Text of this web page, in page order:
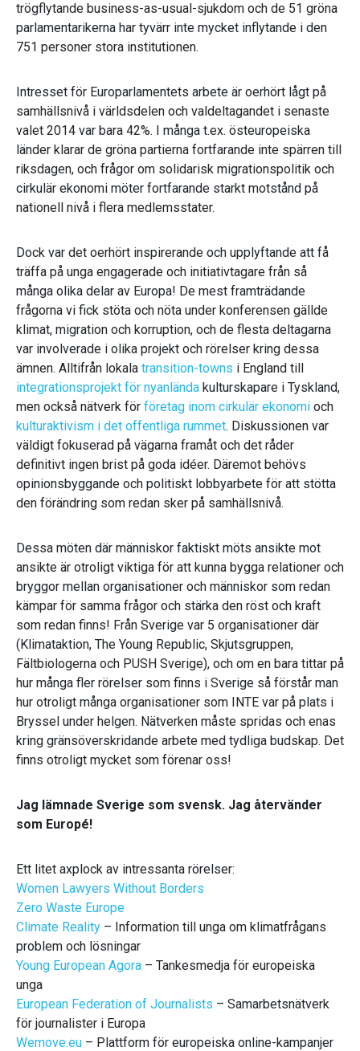
trögflytande business-as-usual-sjukdom och de 51 gröna
parlamentarikerna har tyvärr inte mycket inflytande i den
751 personer stora institutionen.
Intresset för Europarlamentets arbete är oerhört lågt på
samhällsnivå i världsdelen och valdeltagandet i senaste
valet 2014 var bara 42%. I många t.ex. östeuropeiska
länder klarar de gröna partierna fortfarande inte spärren till
riksdagen, och frågor om solidarisk migrationspolitik och
cirkulär ekonomi möter fortfarande starkt motstånd på
nationell nivå i flera medlemsstater.
Dock var det oerhört inspirerande och upplyftande att få
träffa på unga engagerade och initiativtagare från så
många olika delar av Europa! De mest framträdande
frågorna vi fick stöta och nöta under konferensen gällde
klimat, migration och korruption, och de flesta deltagarna
var involverade i olika projekt och rörelser kring dessa
ämnen. Alltifrån lokala transition-towns i England till
integrationsprojekt för nyanlända kulturskapare i Tyskland,
men också nätverk för företag inom cirkulär ekonomi och
kulturaktivism i det offentliga rummet. Diskussionen var
väldigt fokuserad på vägarna framåt och det råder
definitivt ingen brist på goda idéer. Däremot behövs
opinionsbyggande och politiskt lobbyarbete för att stötta
den förändring som redan sker på samhällsnivå.
Dessa möten där människor faktiskt möts ansikte mot
ansikte är otroligt viktiga för att kunna bygga relationer och
bryggor mellan organisationer och människor som redan
kämpar för samma frågor och stärka den röst och kraft
som redan finns! Från Sverige var 5 organisationer där
(Klimataktion, The Young Republic, Skjutsgruppen,
Fältbiologerna och PUSH Sverige), och om en bara tittar på
hur många fler rörelser som finns i Sverige så förstår man
hur otroligt många organisationer som INTE var på plats i
Bryssel under helgen. Nätverken måste spridas och enas
kring gränsöverskridande arbete med tydliga budskap. Det
finns otroligt mycket som förenar oss!
Jag lämnade Sverige som svensk. Jag återvänder
som Europé!
Ett litet axplock av intressanta rörelser:
Women Lawyers Without Borders
Zero Waste Europe
Climate Reality – Information till unga om klimatfrågans
problem och lösningar
Young European Agora – Tankesmedja för europeiska
unga
European Federation of Journalists – Samarbetsnätverk
för journalister i Europa
Wemove.eu – Plattform för europeiska online-kampanjer